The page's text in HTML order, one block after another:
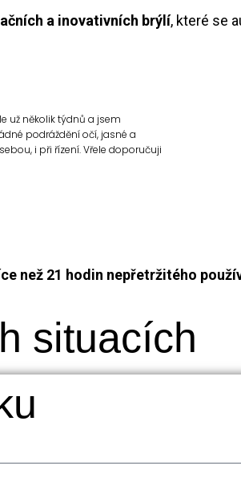
a inovativních brýlí, které se
už několik týdnů a jsem
podráždění očí, jasné a
i při řízení. Vřele doporučuji
než 21 hodin nepřetržitého
situacích